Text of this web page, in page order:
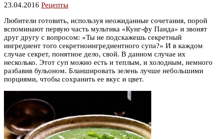
23.04.2016 Рецепты
Любители готовить, используя неожиданные сочетания, порой
вспоминают первую часть мультика «Кунг-фу Панда» и звонят
друг другу с вопросом: «Ты не подскажешь секретный
ингредиент того секретноингредиентного супа?» И в каждом
случае секрет, понятное дело, свой. В данном случае их
несколько. Этот суп можно есть и теплым, и холодным, немного
разбавив бульоном. Бланшировать зелень лучше небольшими
порциями, чтобы сохранить ее вкус и цвет.